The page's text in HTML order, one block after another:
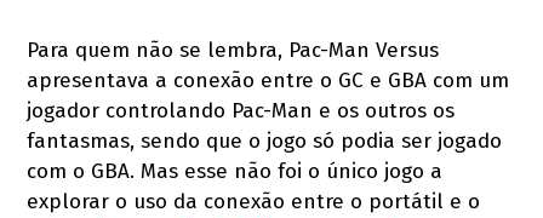
Para quem não se lembra, Pac-Man Versus
apresentava a conexão entre o GC e GBA com um
jogador controlando Pac-Man e os outros os
fantasmas, sendo que o jogo só podia ser jogado
com o GBA. Mas esse não foi o único jogo a
explorar o uso da conexão entre o portátil e o